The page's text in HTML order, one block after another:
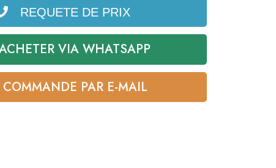
REQUETE DE PRIX
VIA WHATSAPP
COMMANDE PAR E-MAIL